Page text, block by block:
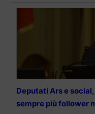
Deputati Ars e
sempre più follower